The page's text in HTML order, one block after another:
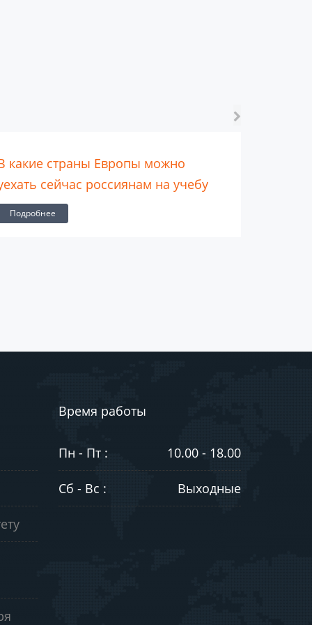
какие страны Европы можно
сейчас россиянам на учебу
Подробнее
Время работы
Пн - Пт : 10.00 - 18.00
Сб - Вс : Выходные